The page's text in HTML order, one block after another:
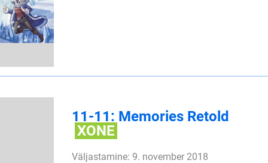
11-11: Memories Retold
XONE
Väljastamine: 9. november 2018